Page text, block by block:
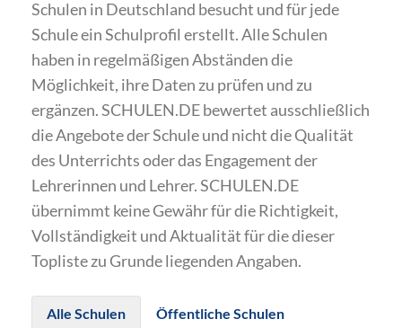
Schulen in Deutschland besucht und für jede
Schule ein Schulprofil erstellt. Alle Schulen
haben in regelmäßigen Abständen die
Möglichkeit, ihre Daten zu prüfen und zu
ergänzen. SCHULEN.DE bewertet ausschließlich
die Angebote der Schule und nicht die Qualität
des Unterrichts oder das Engagement der
Lehrerinnen und Lehrer. SCHULEN.DE
übernimmt keine Gewähr für die Richtigkeit,
Vollständigkeit und Aktualität für die dieser
Topliste zu Grunde liegenden Angaben.
Alle Schulen Öffentliche Schulen